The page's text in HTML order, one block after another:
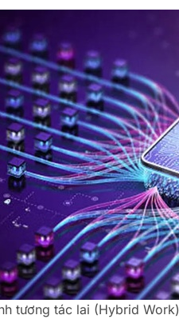
tương tác lai (Hybrid Work)